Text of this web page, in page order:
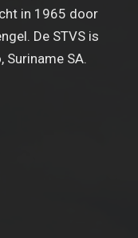
in 1965 door
De STVS is
SA.